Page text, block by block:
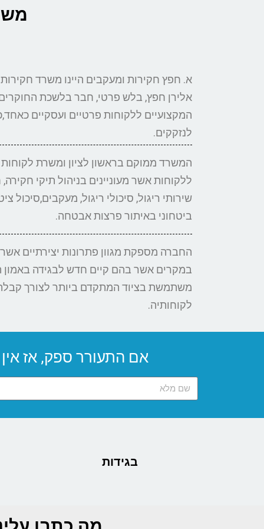
א. חפץ חקירות ומעקבים היינו משרד
אלירן חפץ, בלש פרטי, חבר בלשכת
לנזקקים.
המשרד ממוקם בראשון לציון ומשרת
ללקוחות אשר מעוניינים בניהול תיקי
שירותי ריגול, סיכולי ריגול, מעקבים,סיכול
ביטחוני באיתור פרצות אבטחה.
החברה מספקת מגוון פתרונות יצירתיים
במקרים אשר בהם קיים חדש לבגידה באמון
משתמשת בציוד המתקדם ביותר לצורך קבלת
לקוחותיה.
אם התעורר ספק, אז אין
בגידות